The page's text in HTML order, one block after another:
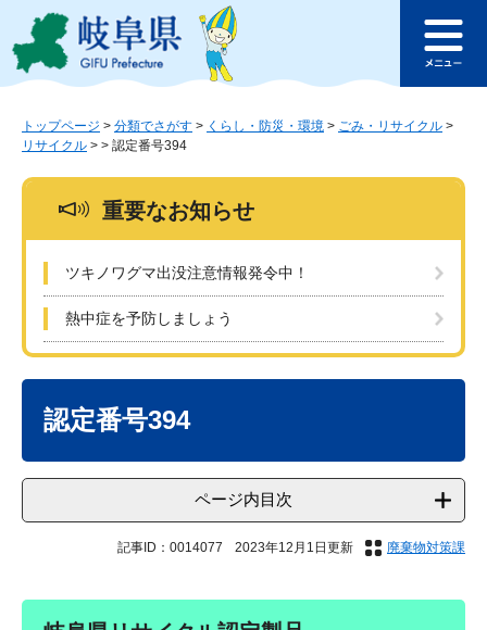
ジ
ュ
このページの本文へ
ュ
トップページ > 分類でさがす > くらし・防災・環境 > ごみ・リサイクル >
リサイクル > > 認定番号394
重要なお知らせ
ツキノワグマ出没注意情報発令中！
熱中症を予防しましょう
認定番号394
ページ内目次
記事ID：0014077 2023年12月1日更新 廃棄物対策課